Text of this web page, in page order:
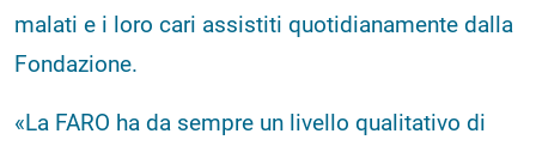
malati e i loro cari assistiti quotidianamente dalla
Fondazione.
«La FARO ha da sempre un livello qualitativo di